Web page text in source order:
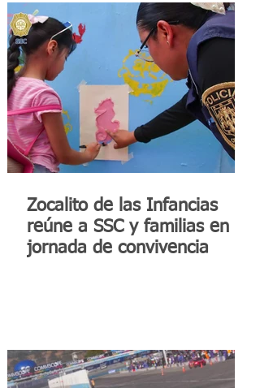
Zocalito de las Infancias
reúne a SSC y familias en
jornada de convivencia